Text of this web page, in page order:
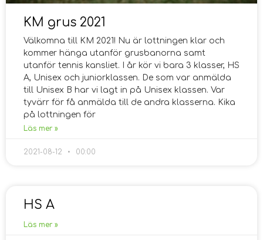
KM grus 2021
Välkomna till KM 2021! Nu är lottningen klar och
kommer hänga utanför grusbanorna samt
utanför tennis kansliet. I år kör vi bara 3 klasser, HS
A, Unisex och juniorklassen. De som var anmälda
till Unisex B har vi lagt in på Unisex klassen. Var
tyvärr för få anmälda till de andra klasserna. Kika
på lottningen för
Läs mer »
2021-08-12 00:00
HS A
Läs mer »